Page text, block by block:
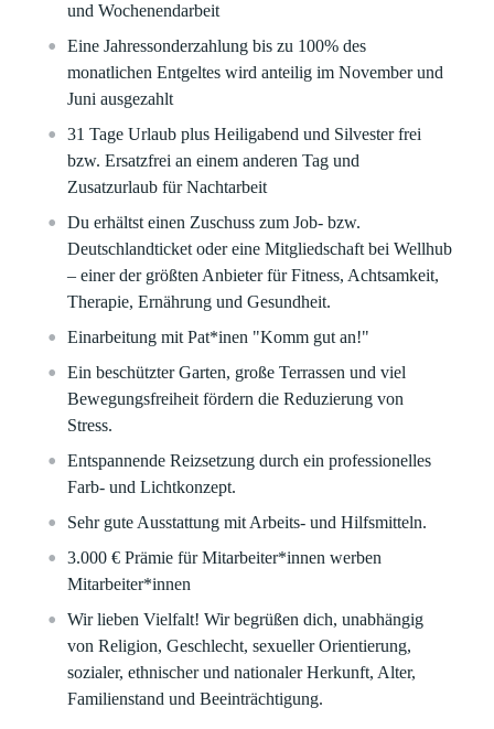
und Wochenendarbeit
Eine Jahressonderzahlung bis zu 100% des
monatlichen Entgeltes wird anteilig im November und
Juni ausgezahlt
31 Tage Urlaub plus Heiligabend und Silvester frei
bzw. Ersatzfrei an einem anderen Tag und
Zusatzurlaub für Nachtarbeit
Du erhältst einen Zuschuss zum Job- bzw.
Deutschlandticket oder eine Mitgliedschaft bei Wellhub
– einer der größten Anbieter für Fitness, Achtsamkeit,
Therapie, Ernährung und Gesundheit.
Einarbeitung mit Pat*inen "Komm gut an!"
Ein beschützter Garten, große Terrassen und viel
Bewegungsfreiheit fördern die Reduzierung von
Stress.
Entspannende Reizsetzung durch ein professionelles
Farb- und Lichtkonzept.
Sehr gute Ausstattung mit Arbeits- und Hilfsmitteln.
3.000 € Prämie für Mitarbeiter*innen werben
Mitarbeiter*innen
Wir lieben Vielfalt! Wir begrüßen dich, unabhängig
von Religion, Geschlecht, sexueller Orientierung,
sozialer, ethnischer und nationaler Herkunft, Alter,
Familienstand und Beeinträchtigung.